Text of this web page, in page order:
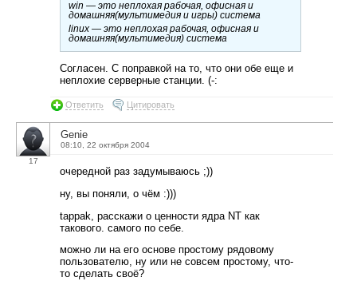
win — это неплохая рабочая, офисная и
домашняя(мультимедия и игры) система
linux — это неплохая рабочая, офисная и
домашняя(мультимедия) система
Согласен. С поправкой на то, что они обе еще и
неплохие серверные станции. (-:
Ответить Цитировать
17
Genie
08:10, 22 октября 2004
очередной раз задумываюсь ;))
ну, вы поняли, о чём :)))
tappak, расскажи о ценности ядра NT как
такового. самого по себе.
можно ли на его основе простому рядовому
пользователю, ну или не совсем простому, что-
то сделать своё?